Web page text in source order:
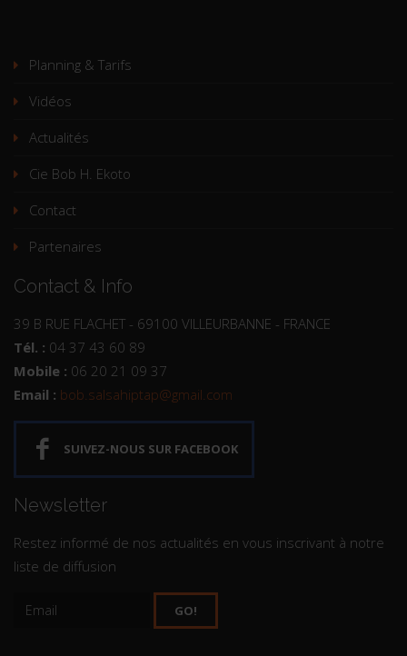
Planning & Tarifs
Vidéos
Actualités
Cie Bob H. Ekoto
Contact
Partenaires
Contact & Info
39 B RUE FLACHET - 69100 VILLEURBANNE - FRANCE
Tél. : 04 37 43 60 89
Mobile : 06 20 21 09 37
Email : bob.salsahiptap@gmail.com
SUIVEZ-NOUS SUR FACEBOOK
Newsletter
Restez informé de nos actualités en vous inscrivant à notre
liste de diffusion
GO!